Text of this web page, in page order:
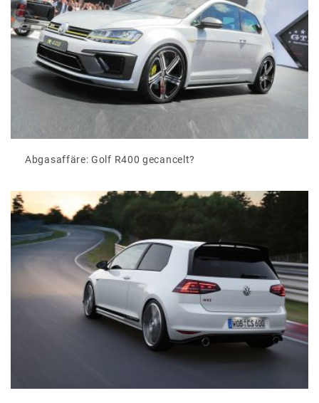
Abgasaffäre: Golf R400 gecancelt?